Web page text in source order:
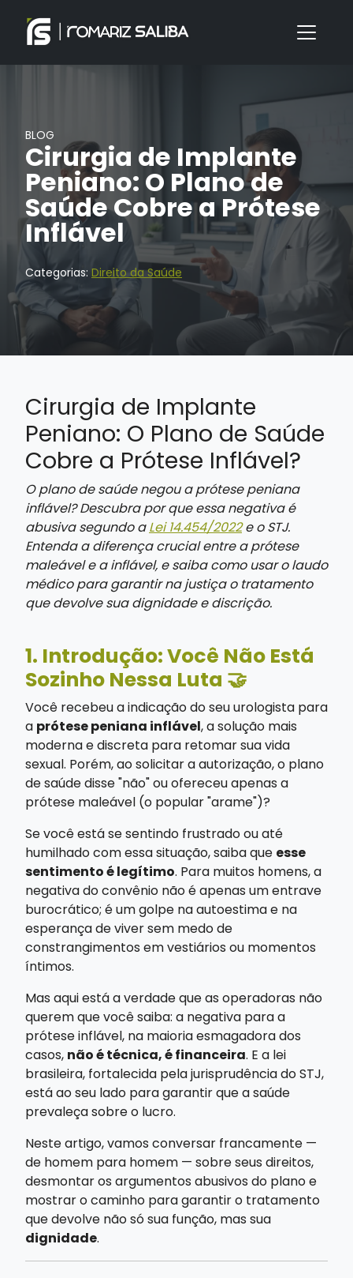
BLOG
Cirurgia de Implante
Peniano: O Plano de
Saúde Cobre a Prótese
Inflável
Categorias: Direito da Saúde
Cirurgia de Implante
Peniano: O Plano de Saúde
Cobre a Prótese Inflável?
O plano de saúde negou a prótese peniana
inflável? Descubra por que essa negativa é
abusiva segundo aLei 14.454/2022e o STJ.
Entenda a diferença crucial entre a prótese
maleável e a inflável, e saiba como usar o laudo
médico para garantir na justiça o tratamento
que devolve sua dignidade e discrição.
1. Introdução: Você Não Está
Sozinho Nessa Luta 🤝
Você recebeu a indicação do seu urologista para
a prótese peniana inflável, a solução mais
moderna e discreta para retomar sua vida
sexual. Porém, ao solicitar a autorização, o plano
de saúde disse "não" ou ofereceu apenas a
prótese maleável (o popular "arame")?
Se você está se sentindo frustrado ou até
humilhado com essa situação, saiba que esse
sentimento é legítimo. Para muitos homens, a
negativa do convênio não é apenas um entrave
burocrático; é um golpe na autoestima e na
esperança de viver sem medo de
constrangimentos em vestiários ou momentos
íntimos.
Mas aqui está a verdade que as operadoras não
querem que você saiba: a negativa para a
prótese inflável, na maioria esmagadora dos
casos, não é técnica, é financeira. E a lei
brasileira, fortalecida pela jurisprudência do STJ,
está ao seu lado para garantir que a saúde
prevaleça sobre o lucro.
Neste artigo, vamos conversar francamente —
de homem para homem — sobre seus direitos,
desmontar os argumentos abusivos do plano e
mostrar o caminho para garantir o tratamento
que devolve não só sua função, mas sua
dignidade.